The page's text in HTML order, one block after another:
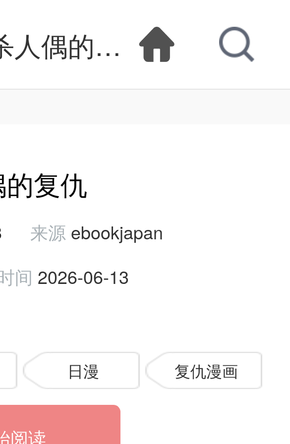
人偶的复仇漫画在线
复仇
来源 ebookjapan
间 2026-06-13
日漫 复仇漫画
阅读